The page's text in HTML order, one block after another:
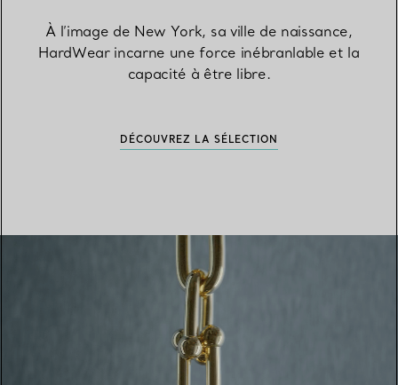
À l’image de New York, sa ville de naissance,
HardWear incarne une force inébranlable et la
capacité à être libre.
DÉCOUVREZ LA SÉLECTION